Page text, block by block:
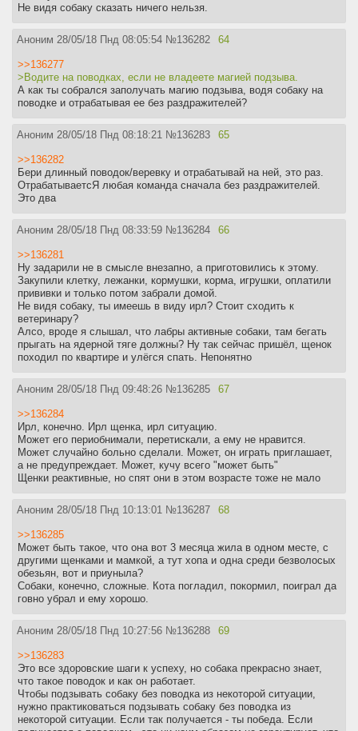
Не видя собаку сказать ничего нельзя.
Аноним 28/05/18 Пнд 08:05:54 №136282 64
>>136277
>Водите на поводках, если не владеете магией подзыва.
А как ты собрался заполучать магию подзыва, водя собаку на
поводке и отрабатывая ее без раздражителей?
Аноним 28/05/18 Пнд 08:18:21 №136283 65
>>136282
Бери длинный поводок/веревку и отрабатывай на ней, это раз.
ОтрабатываетсЯ любая команда сначала без раздражителей.
Это два
Аноним 28/05/18 Пнд 08:33:59 №136284 66
>>136281
Ну задарили не в смысле внезапно, а приготовились к этому.
Закупили клетку, лежанки, кормушки, корма, игрушки, оплатили
прививки и только потом забрали домой.
Не видя собаку, ты имеешь в виду ирл? Стоит сходить к
ветеринару?
Алсо, вроде я слышал, что лабры активные собаки, там бегать
прыгать на ядерной тяге должны? Ну так сейчас пришёл, щенок
походил по квартире и улёгся спать. Непонятно
Аноним 28/05/18 Пнд 09:48:26 №136285 67
>>136284
Ирл, конечно. Ирл щенка, ирл ситуацию.
Может его периобнимали, перетискали, а ему не нравится.
Может случайно больно сделали. Может, он играть приглашает,
а не предупреждает. Может, кучу всего "может быть"
Щенки реактивные, но спят они в этом возрасте тоже не мало
Аноним 28/05/18 Пнд 10:13:01 №136287 68
>>136285
Может быть такое, что она вот 3 месяца жила в одном месте, с
другими щенками и мамкой, а тут хопа и одна среди безволосых
обезьян, вот и приуныла?
Собаки, конечно, сложные. Кота погладил, покормил, поиграл да
говно убрал и ему хорошо.
Аноним 28/05/18 Пнд 10:27:56 №136288 69
>>136283
Это все здоровские шаги к успеху, но собака прекрасно знает,
что такое поводок и как он работает.
Чтобы подзывать собаку без поводка из некоторой ситуации,
нужно практиковаться подзывать собаку без поводка из
некоторой ситуации. Если так получается - ты победа. Если